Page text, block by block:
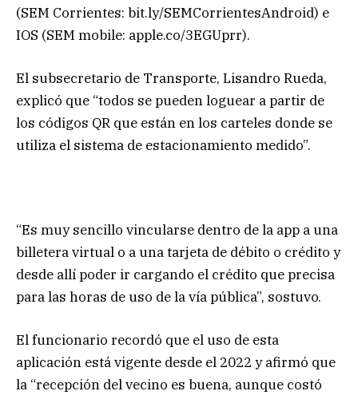
(SEM Corrientes: bit.ly/SEMCorrientesAndroid) e
IOS (SEM mobile: apple.co/3EGUprr).
El subsecretario de Transporte, Lisandro Rueda,
explicó que “todos se pueden loguear a partir de
los códigos QR que están en los carteles donde se
utiliza el sistema de estacionamiento medido”.
“Es muy sencillo vincularse dentro de la app a una
billetera virtual o a una tarjeta de débito o crédito y
desde allí poder ir cargando el crédito que precisa
para las horas de uso de la vía pública”, sostuvo.
El funcionario recordó que el uso de esta
aplicación está vigente desde el 2022 y afirmó que
la “recepción del vecino es buena, aunque costó